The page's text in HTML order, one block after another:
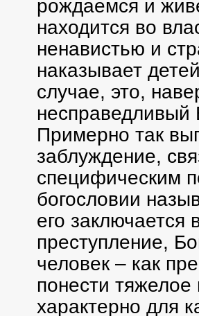
рождаемся и
находится во
ненавистью и
наказывает
случае, это,
несправедливый
Примерно так
заблуждение,
специфическим
богословии
его заключается
преступление,
человек – как
понести
характерно для